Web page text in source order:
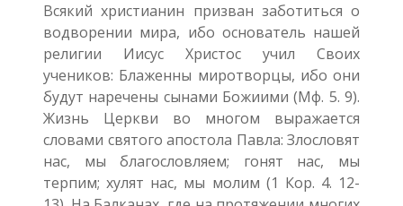
Всякий христианин призван заботиться о
водворении мира, ибо основатель нашей
религии Иисус Христос учил Своих
учеников: Блаженны миротворцы, ибо они
будут наречены сынами Божиими (Мф. 5. 9).
Жизнь Церкви во многом выражается
словами святого апостола Павла: Злословят
нас, мы благословляем; гонят нас, мы
терпим; хулят нас, мы молим (1 Кор. 4. 12-